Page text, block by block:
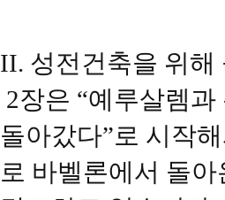
II. 성전건축을 위해
2장은 “예루살렘
돌아갔다”로 시작
로 바벨론에서 돌